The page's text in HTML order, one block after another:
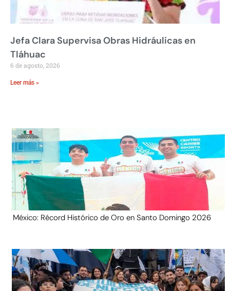
Jefa Clara Supervisa Obras Hidráulicas en
Tláhuac
6 de agosto, 2026
Leer más »
México: Récord Histórico de Oro en Santo Domingo 2026